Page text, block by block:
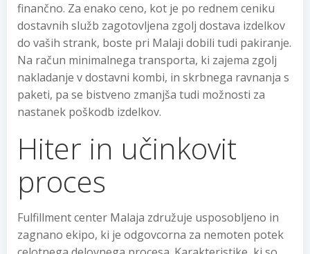
finančno. Za enako ceno, kot je po rednem ceniku
dostavnih služb zagotovljena zgolj dostava izdelkov
do vaših strank, boste pri Malaji dobili tudi pakiranje.
Na račun minimalnega transporta, ki zajema zgolj
nakladanje v dostavni kombi, in skrbnega ravnanja s
paketi, pa se bistveno zmanjša tudi možnosti za
nastanek poškodb izdelkov.
Hiter in učinkovit
proces
Fulfillment center Malaja združuje usposobljeno in
zagnano ekipo, ki je odgovcorna za nemoten potek